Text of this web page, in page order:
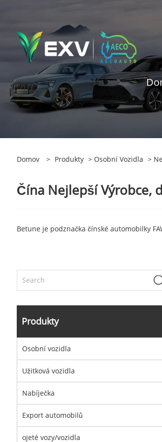
Domov > Produkty > Osobní Vozidla >
Čína Nejlepší Výrobce,
Betune je podznačka čínské automobilky
Produkty
Osobní vozidla
Užitková vozidla
Nabíječka
Export automobilů
ojeté vozy/vozidla